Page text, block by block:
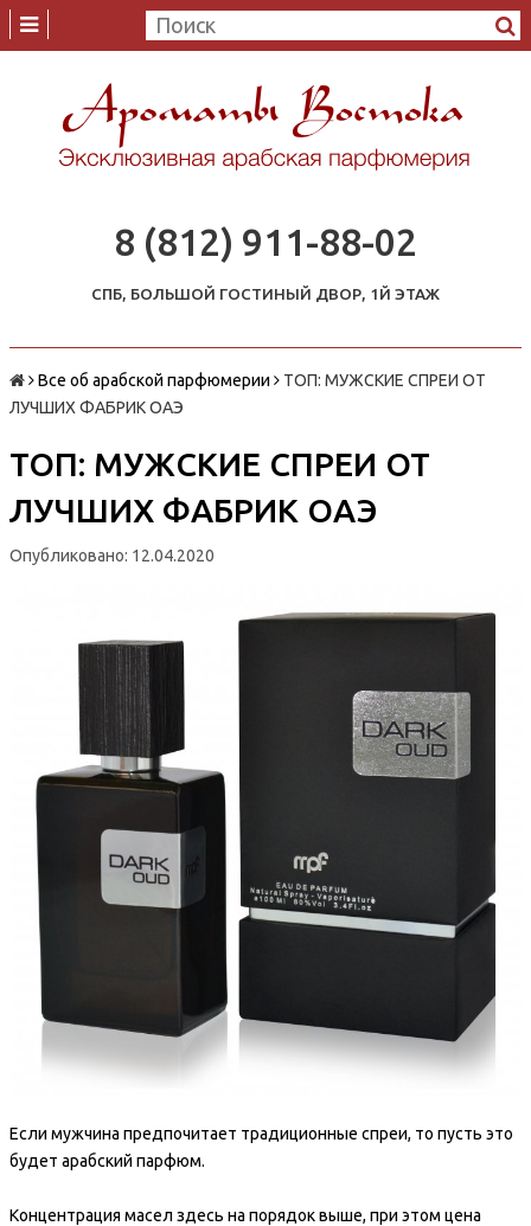
8 (812) 911-88-02
СПБ, БОЛЬШОЙ ГОСТИНЫЙ ДВОР, 1Й ЭТАЖ
Все об арабской парфюмерии
ТОП: МУЖСКИЕ СПРЕИ ОТ
ЛУЧШИХ ФАБРИК ОАЭ
ТОП: МУЖСКИЕ СПРЕИ ОТ
ЛУЧШИХ ФАБРИК ОАЭ
Опубликовано: 12.04.2020
Если мужчина предпочитает традиционные спреи, то пусть это
будет арабский парфюм.
Концентрация масел здесь на порядок выше, при этом цена